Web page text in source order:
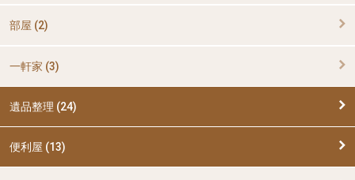
部屋 (2)
一軒家 (3)
遺品整理 (24)
便利屋 (13)